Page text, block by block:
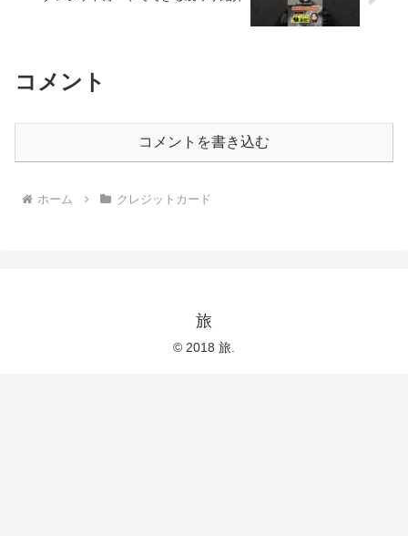
コメント
コメントを書き込む
ホーム クレジットカード
旅
© 2018 旅.